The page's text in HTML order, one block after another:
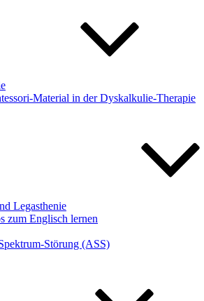
Material in der Dyskalkulie-Therapie
Legasthenie
zum Englisch lernen
Störung (ASS)